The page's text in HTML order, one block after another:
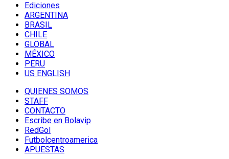
Ediciones
ARGENTINA
BRASIL
CHILE
GLOBAL
MÉXICO
PERU
US ENGLISH
QUIENES SOMOS
STAFF
CONTACTO
Escribe en Bolavip
RedGol
Futbolcentroamerica
APUESTAS